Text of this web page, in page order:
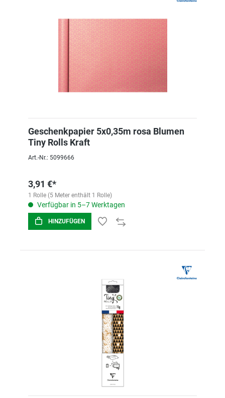
Geschenkpapier 5x0,35m rosa Blumen
Tiny Rolls Kraft
Art.-Nr.: 5099666
3,91 €*
1 Rolle (5 Meter enthält 1 Rolle)
Verfügbar in 5–7 Werktagen
HINZUFÜGEN